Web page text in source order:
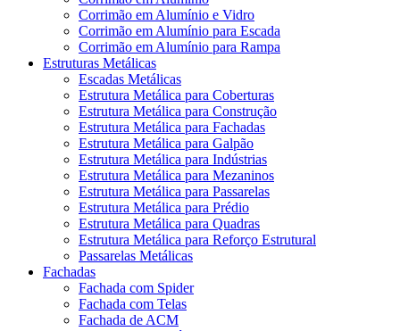
Corrimão em Alumínio e Vidro
Corrimão em Alumínio para Escada
Corrimão em Alumínio para Rampa
Estruturas Metálicas
Escadas Metálicas
Estrutura Metálica para Coberturas
Estrutura Metálica para Construção
Estrutura Metálica para Fachadas
Estrutura Metálica para Galpão
Estrutura Metálica para Indústrias
Estrutura Metálica para Mezaninos
Estrutura Metálica para Passarelas
Estrutura Metálica para Prédio
Estrutura Metálica para Quadras
Estrutura Metálica para Reforço Estrutural
Passarelas Metálicas
Fachadas
Fachada com Spider
Fachada com Telas
Fachada de ACM